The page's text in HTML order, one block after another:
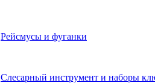
Рейсмусы и фуганки
Слесарный инструмент и наборы